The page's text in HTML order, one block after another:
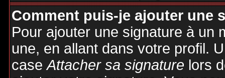
Comment puis-je ajouter une
Pour ajouter une signature à un
une, en allant dans votre profil.
caseAttacher sa signaturelors